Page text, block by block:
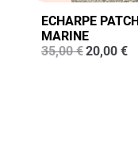
ECHARPE PATCH
MARINE
35,00€Le
20,00 €Le